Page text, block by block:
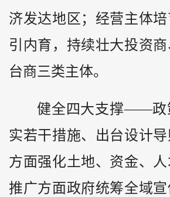
济发达地区；经营主体
引内育，持续壮大投资
台商三类主体。
健全四大支撑——政
实若干措施、出台设计
方面强化土地、资金、
推广方面政府统筹全域